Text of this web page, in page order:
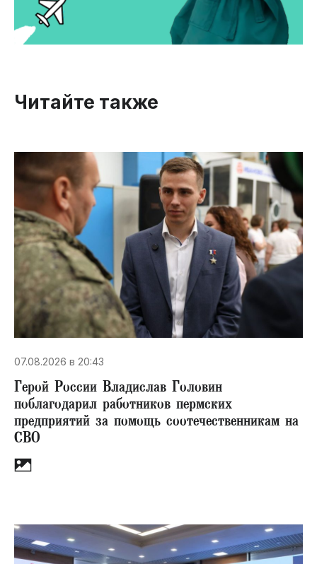
Читайте также
07.08.2026 в 20:43
Герой России Владислав Головин
поблагодарил работников пермских
предприятий за помощь соотечественникам на
СВО